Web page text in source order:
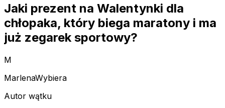
Jaki prezent na Walentynki dla
chłopaka, który biega maratony i ma
już zegarek sportowy?
M
MarlenaWybiera
Autor wątku